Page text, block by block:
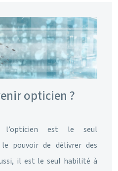
opticien ?
est le seul
pouvoir de délivrer des
il est le seul habilité à